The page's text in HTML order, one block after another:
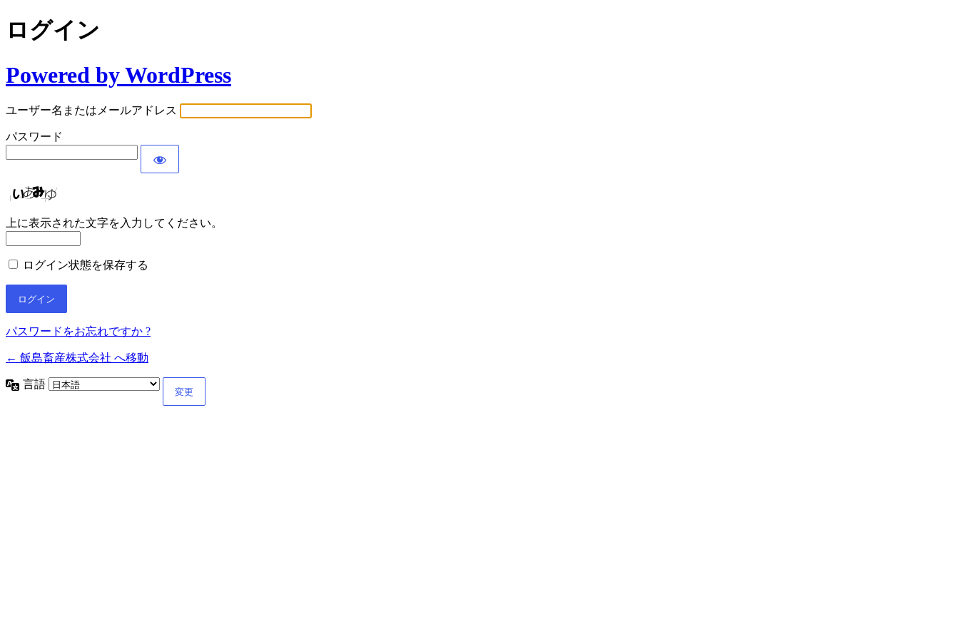
ログイン
Powered by WordPress
ユーザー名またはメールアドレス
パスワード
上に表示された文字を入力してください。
ログイン状態を保存する
パスワードをお忘れですか ?
← 飯島畜産株式会社 へ移動
言語